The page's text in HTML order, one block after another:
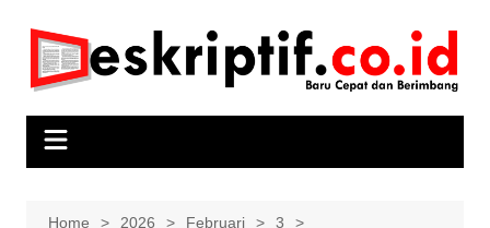
content
Home 2026 Februari
3